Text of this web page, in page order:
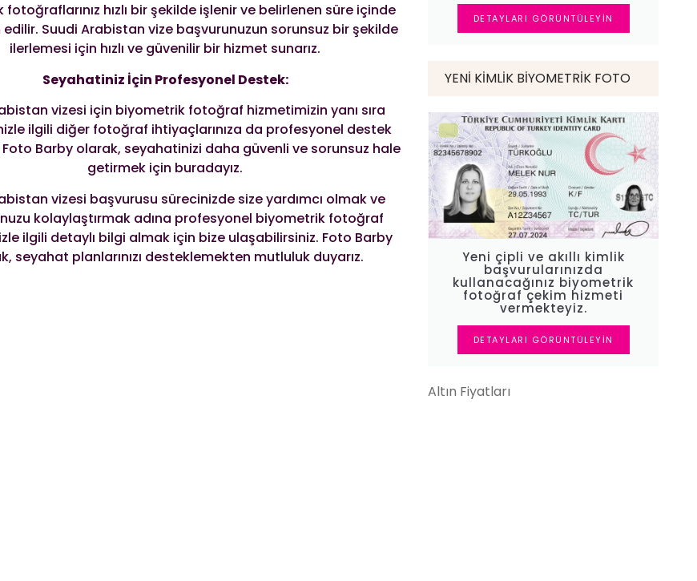
fotoğraflarınız hızlı bir şekilde işlenir ve belirlenen süre içinde
Suudi Arabistan vize başvurunuzun sorunsuz bir şekilde
ilerlemesi için hızlı ve güvenilir bir hizmet sunarız.
Seyahatiniz İçin Profesyonel Destek:
vizesi için biyometrik fotoğraf hizmetimizin yanı sıra
ilgili diğer fotoğraf ihtiyaçlarınıza da profesyonel destek
Foto Barby olarak, seyahatinizi daha güvenli ve sorunsuz hale
getirmek için buradayız.
vizesi başvurusu sürecinizde size yardımcı olmak ve
kolaylaştırmak adına profesyonel biyometrik fotoğraf
ilgili detaylı bilgi almak için bize ulaşabilirsiniz. Foto Barby
seyahat planlarınızı desteklemekten mutluluk duyarız.
DETAYLARI GÖRÜNTÜLEYIN
YENI KIMLIK BIYOMETRIK FOTO
Yeni çipli ve akıllı kimlik
başvurularınızda
kullanacağınız biyometrik
fotoğraf çekim hizmeti
vermekteyiz.
DETAYLARI GÖRÜNTÜLEYIN
Altın Fiyatları